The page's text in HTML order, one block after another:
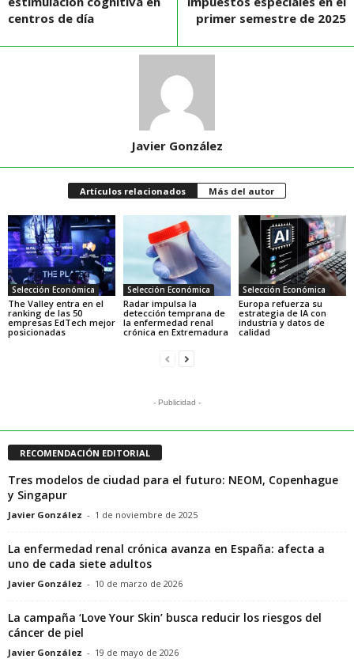
centros de día
primer semestre de 2025
Javier González
Artículos relacionados Más del autor
Selección Económica
The Valley entra en el
ranking de las 50
empresas EdTech mejor
posicionadas
Selección Económica
Radar impulsa la
detección temprana de
la enfermedad renal
crónica en Extremadura
Selección Económica
Europa refuerza su
estrategia de IA con
industria y datos de
calidad
- Publicidad -
RECOMENDACIÓN EDITORIAL
Tres modelos de ciudad para el futuro: NEOM, Copenhague
y Singapur
Javier González - 1 de noviembre de 2025
La enfermedad renal crónica avanza en España: afecta a
uno de cada siete adultos
Javier González - 10 de marzo de 2026
La campaña ‘Love Your Skin’ busca reducir los riesgos del
cáncer de piel
Javier González - 19 de mayo de 2026